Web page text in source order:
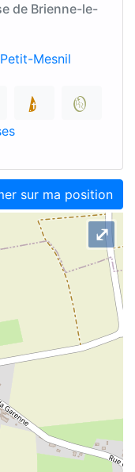
de Brienne-le-
sur ma position
⤢